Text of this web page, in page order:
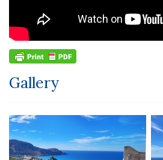
Gallery